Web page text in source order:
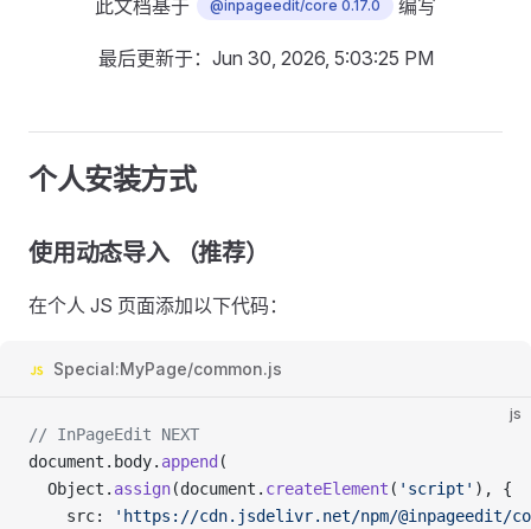
此文档基于 @inpageedit/core 0.17.0 编写
最后更新于： Jun 30, 2026, 5:03:25 PM
个人安装方式
使用动态导入 （推荐）
在个人 JS 页面添加以下代码：
Special:MyPage/common.js
js
// InPageEdit NEXT
document.body. append (
  Object.
assign(document. createElement ( 'script' ), {
    src:
'https://cdn.jsdelivr.net/npm/@inpageedit/